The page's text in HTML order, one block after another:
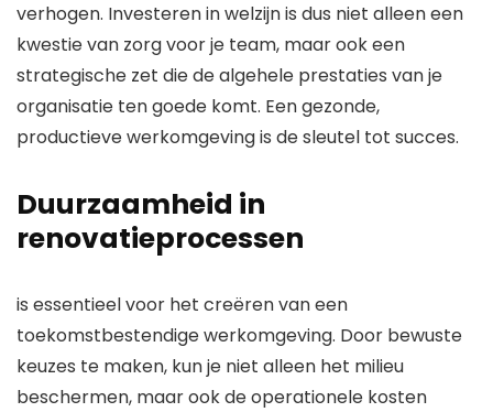
verhogen. Investeren in welzijn is dus niet alleen een
kwestie van zorg voor je team, maar ook een
strategische zet die de algehele prestaties van je
organisatie ten goede komt. Een gezonde,
productieve werkomgeving is de sleutel tot succes.
Duurzaamheid in
renovatieprocessen
is essentieel voor het creëren van een
toekomstbestendige werkomgeving. Door bewuste
keuzes te maken, kun je niet alleen het milieu
beschermen, maar ook de operationele kosten